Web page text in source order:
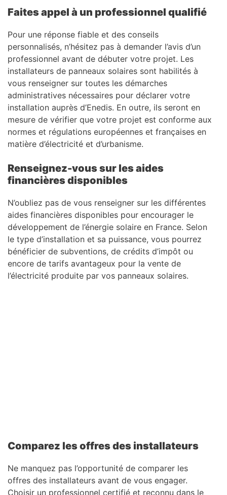
Faites appel à un professionnel qualifié
Pour une réponse fiable et des conseils
personnalisés, n’hésitez pas à demander l’avis d’un
professionnel avant de débuter votre projet. Les
installateurs de panneaux solaires sont habilités à
vous renseigner sur toutes les démarches
administratives nécessaires pour déclarer votre
installation auprès d’Enedis. En outre, ils seront en
mesure de vérifier que votre projet est conforme aux
normes et régulations européennes et françaises en
matière d’électricité et d’urbanisme.
Renseignez-vous sur les aides
financières disponibles
N’oubliez pas de vous renseigner sur les différentes
aides financières disponibles pour encourager le
développement de l’énergie solaire en France. Selon
le type d’installation et sa puissance, vous pourrez
bénéficier de subventions, de crédits d’impôt ou
encore de tarifs avantageux pour la vente de
l’électricité produite par vos panneaux solaires.
Comparez les offres des installateurs
Ne manquez pas l’opportunité de comparer les
offres des installateurs avant de vous engager.
Choisir un professionnel certifié et reconnu dans le